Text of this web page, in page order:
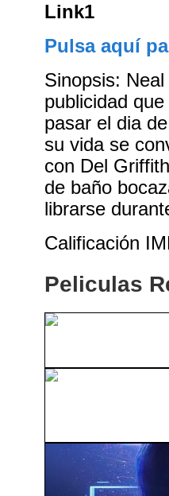
Link1
Pulsa aquí
Sinopsis:
publicidad
pasar el dia
su vida se
con Del
de baño
librarse
Calificación
Peliculas